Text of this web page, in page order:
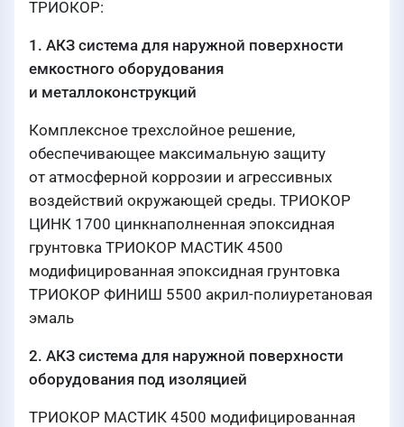
ТРИОКОР:
1. АКЗ система для наружной поверхности
емкостного оборудования
и металлоконструкций
Комплексное трехслойное решение,
обеспечивающее максимальную защиту
от атмосферной коррозии и агрессивных
воздействий окружающей среды. ТРИОКОР
ЦИНК 1700 цинкнаполненная эпоксидная
грунтовка ТРИОКОР МАСТИК 4500
модифицированная эпоксидная грунтовка
ТРИОКОР ФИНИШ 5500 акрил-полиуретановая
эмаль
2. АКЗ система для наружной поверхности
оборудования под изоляцией
ТРИОКОР МАСТИК 4500 модифицированная